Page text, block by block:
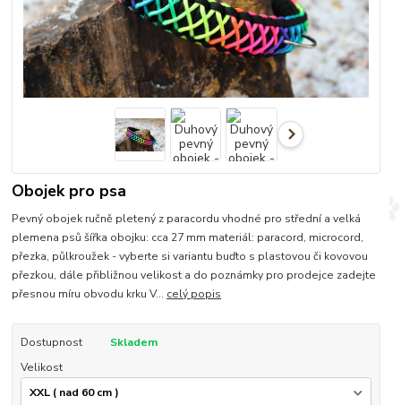
Obojek pro psa
Pevný obojek ručně pletený z paracordu vhodné pro střední a velká
plemena psů šířka obojku: cca 27 mm materiál: paracord, microcord,
přezka, půlkroužek - vyberte si variantu buďto s plastovou či kovovou
přezkou, dále přibližnou velikost a do poznámky pro prodejce zadejte
přesnou míru obvodu krku V... celý popis
Dostupnost
Skladem
Velikost